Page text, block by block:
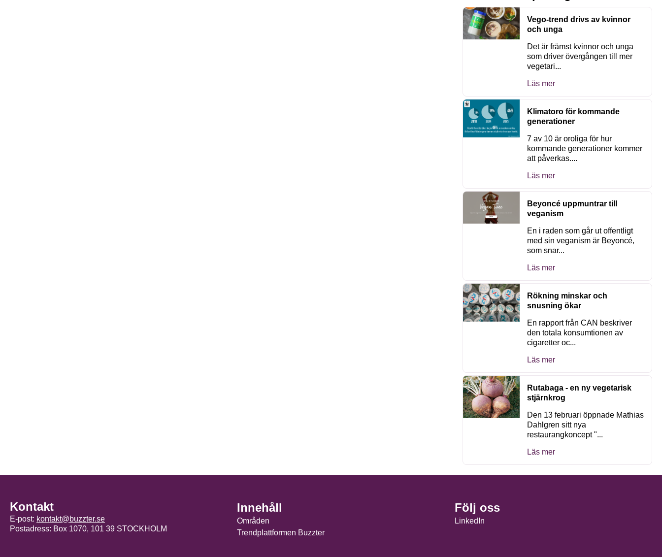
Vego-trend drivs av kvinnor
och unga
Det är främst kvinnor och unga
som driver övergången till mer
vegetari...
Läs mer
Klimatoro för kommande
generationer
7 av 10 är oroliga för hur
kommande generationer kommer
att påverkas....
Läs mer
Beyoncé uppmuntrar till
veganism
En i raden som går ut offentligt
med sin veganism är Beyoncé,
som snar...
Läs mer
Rökning minskar och
snusning ökar
En rapport från CAN beskriver
den totala konsumtionen av
cigaretter oc...
Läs mer
Rutabaga - en ny vegetarisk
stjärnkrog
Den 13 februari öppnade Mathias
Dahlgren sitt nya
restaurangkoncept "...
Läs mer
Kontakt
E-post: kontakt@buzzter.se
Postadress: Box 1070, 101 39 STOCKHOLM
Innehåll
Områden
Trendplattformen Buzzter
Följ oss
LinkedIn